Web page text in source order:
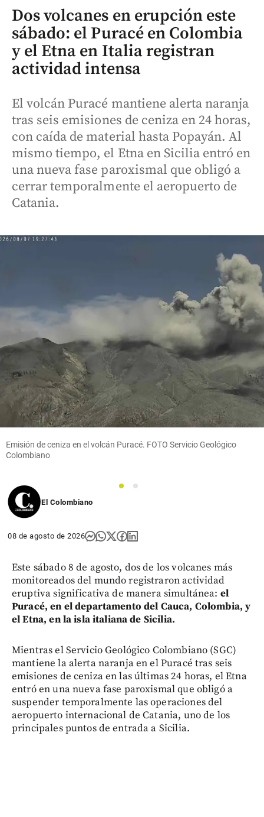
Dos volcanes en erupción este
sábado: el Puracé en Colombia
y el Etna en Italia registran
actividad intensa
El volcán Puracé mantiene alerta naranja
tras seis emisiones de ceniza en 24 horas,
con caída de material hasta Popayán. Al
mismo tiempo, el Etna en Sicilia entró en
una nueva fase paroxismal que obligó a
cerrar temporalmente el aeropuerto de
Catania.
Emisión de ceniza en el volcán Puracé. FOTO Servicio Geológico
Colombiano
1
2
El Colombiano
08 de agosto de 2026
Este sábado 8 de agosto, dos de los volcanes más
monitoreados del mundo registraron actividad
eruptiva significativa de manera simultánea: el
Puracé, en el departamento del Cauca, Colombia, y
el Etna, en la isla italiana de Sicilia.
Mientras el Servicio Geológico Colombiano (SGC)
mantiene la alerta naranja en el Puracé tras seis
emisiones de ceniza en las últimas 24 horas, el Etna
entró en una nueva fase paroxismal que obligó a
suspender temporalmente las operaciones del
aeropuerto internacional de Catania, uno de los
principales puntos de entrada a Sicilia.